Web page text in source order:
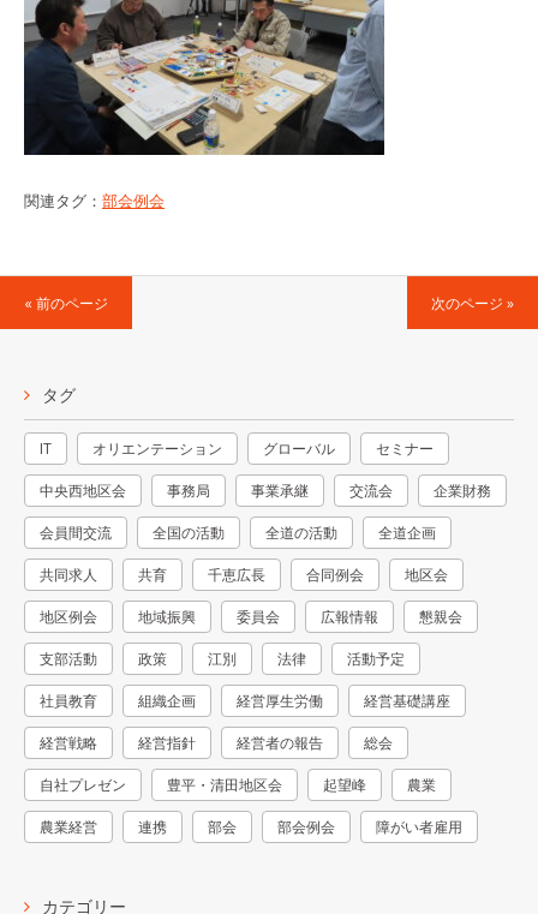
関連タグ： 部会例会
« 前のページ 次のページ »
タグ
IT オリエンテーション グローバル セミナー
中央西地区会 事務局 事業承継 交流会 企業財務
会員間交流 全国の活動 全道の活動 全道企画
共同求人 共育 千恵広長 合同例会 地区会
地区例会 地域振興 委員会 広報情報 懇親会
支部活動 政策 江別 法律 活動予定
社員教育 組織企画 経営厚生労働 経営基礎講座
経営戦略 経営指針 経営者の報告 総会
自社プレゼン 豊平・清田地区会 起望峰 農業
農業経営 連携 部会 部会例会 障がい者雇用
カテゴリー